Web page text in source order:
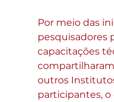
Por meio das
pesquisadores
capacitações
outros
participantes,